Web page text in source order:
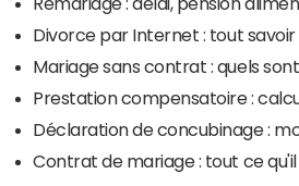
Divorce par Internet : tout savoir
Mariage sans contrat : quels
Prestation compensatoire :
Déclaration de concubinage :
Contrat de mariage : tout ce